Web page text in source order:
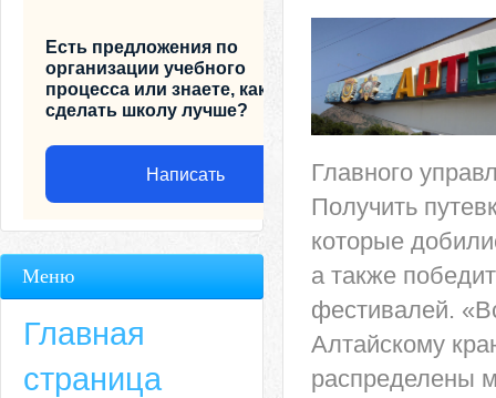
Главного
Получить
которые
а также
фестивалей.
Алтайскому
распределены
Есть предложения по
организации учебного
процесса или знаете, как
сделать школу лучше?
Написать
Меню
Главная
страница